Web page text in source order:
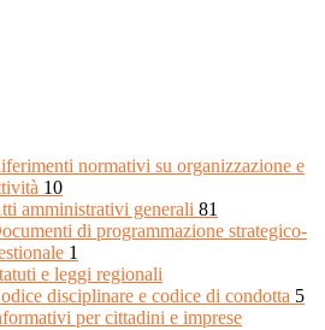
normativi su organizzazione e
10
amministrativi generali 81
di programmazione strategico-
1
e leggi regionali
disciplinare e codice di condotta 5
per cittadini e imprese